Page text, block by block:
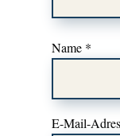
Name *
E-Mail-